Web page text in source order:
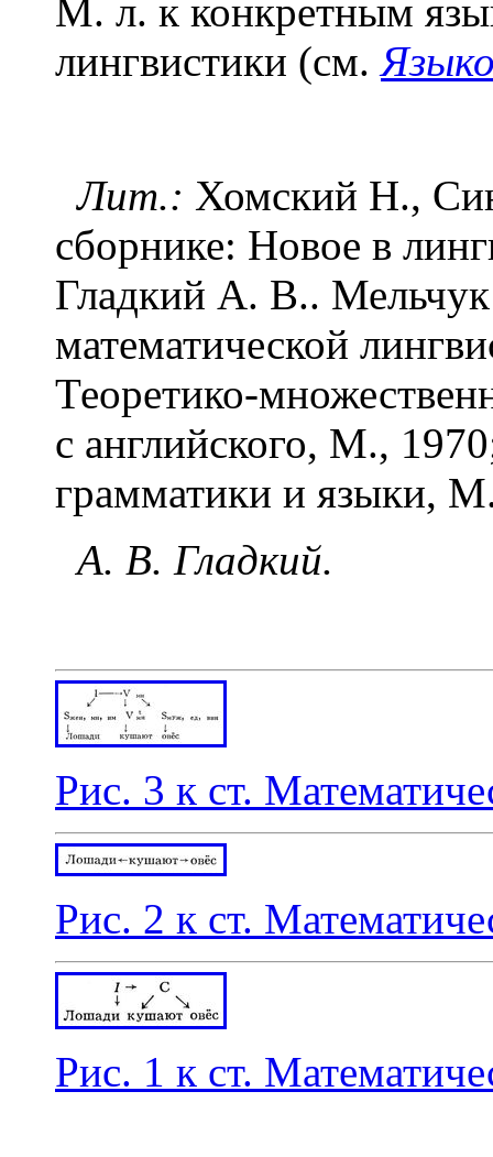
М. л. к конкретным
лингвистики (см.
Лит.: Хомский Н.,
сборнике: Новое в
Гладкий А. В..
математической
Теоретико-
с английского, М.,
грамматики и языки,
А. В. Гладкий.
Рис. 3 к ст.
Рис. 2 к ст.
Рис. 1 к ст.